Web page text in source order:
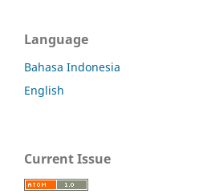
Language
Bahasa Indonesia
English
Current Issue